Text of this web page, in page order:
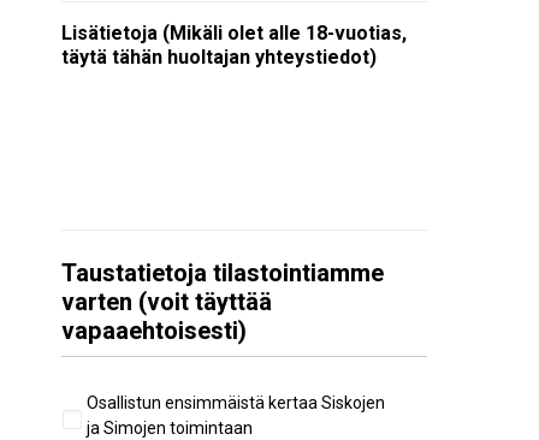
Lisätietoja (Mikäli olet alle 18-vuotias,
täytä tähän huoltajan yhteystiedot)
Taustatietoja tilastointiamme
varten (voit täyttää
vapaaehtoisesti)
Aiempi
osallistuminen
Osallistun ensimmäistä kertaa Siskojen
ja Simojen toimintaan